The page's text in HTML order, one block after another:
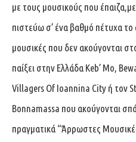
με τους μουσικούς που
πιστεύω σ’ ένα βαθμό πέτυχα
μουσικές που δεν ακούγονται
παίξει στην Ελλάδα Keb’ Mo,
Villagers Of Ioannina City ή τον
Bonnamassa που ακούγονται
πραγματικά “Άρρωστες